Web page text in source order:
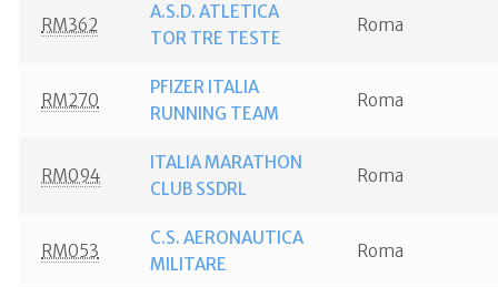
RM362
A.S.D. ATLETICA
TOR TRE TESTE
Roma
RM270
PFIZER ITALIA
RUNNING TEAM
Roma
RM094
ITALIA MARATHON
CLUB SSDRL
Roma
RM053
C.S. AERONAUTICA
MILITARE
Roma